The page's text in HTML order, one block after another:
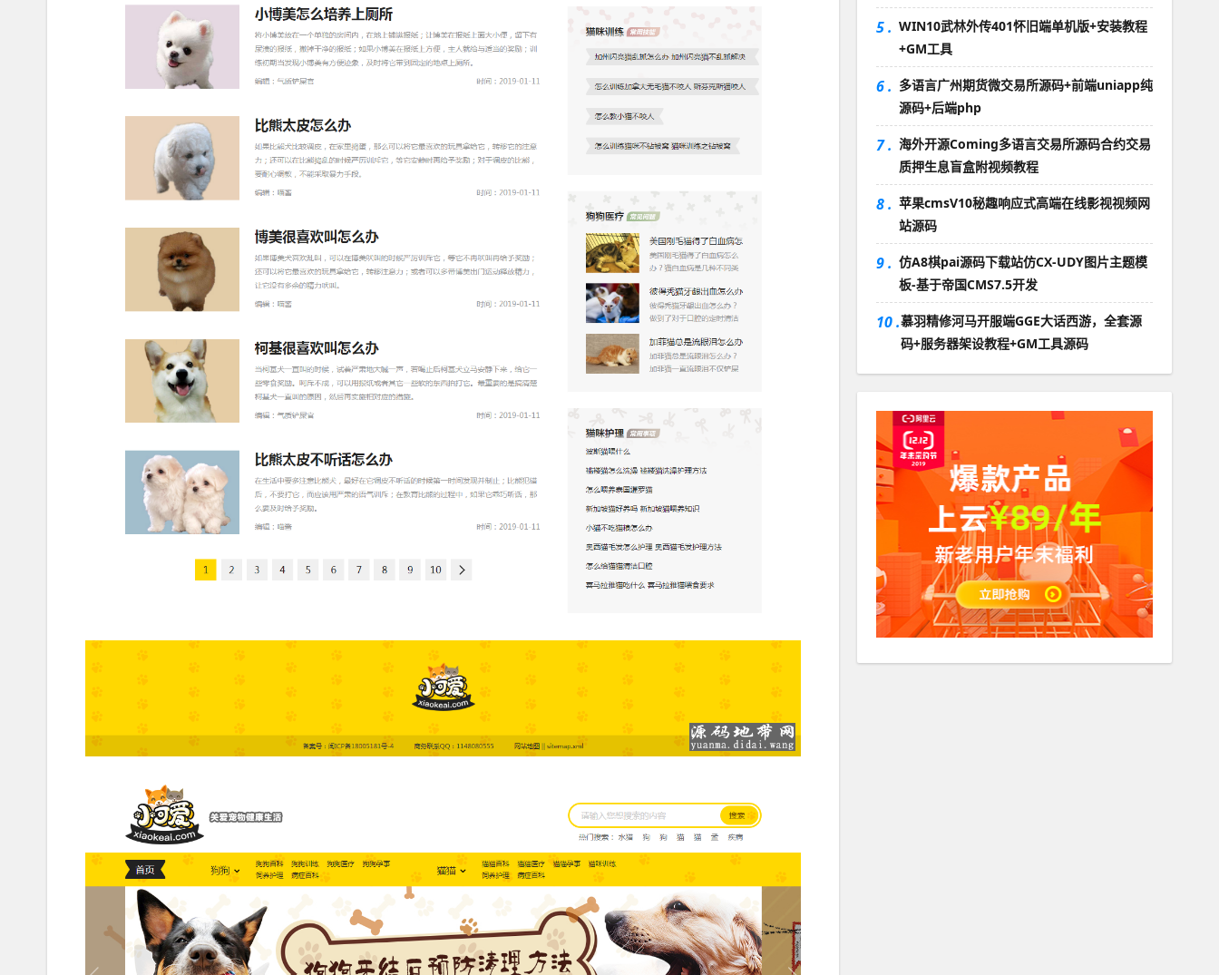
5 . WIN10武林外传401怀旧端单机版+安装教程
+GM工具
6 . 多语言广州期货微交易所源码+前端uniapp纯
源码+后端php
7 . 海外开源Coming多语言交易所源码合约交易
质押生息盲盒附视频教程
8 . 苹果cmsV10秘趣响应式高端在线影视视频网
站源码
9 . 仿A8棋pai源码下载站仿CX-UDY图片主题模
板-基于帝国CMS7.5开发
10 .慕羽精修河马开服端GGE大话西游，全套源
码+服务器架设教程+GM工具源码